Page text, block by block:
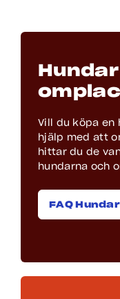
Vill du köpa en
hjälp med att
hittar du de
hundarna och
FAQ